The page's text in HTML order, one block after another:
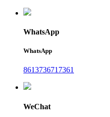
WhatsApp
WhatsApp
8613736717361
WeChat